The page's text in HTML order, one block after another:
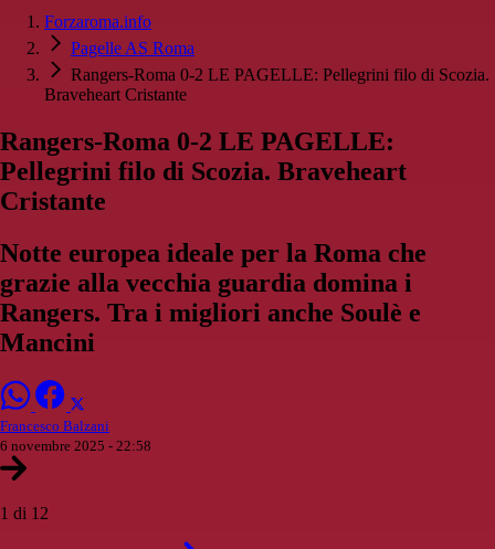
Forzaroma.info
Pagelle AS Roma
Rangers-Roma 0-2 LE PAGELLE: Pellegrini filo di Scozia.
Braveheart Cristante
Rangers-Roma 0-2 LE PAGELLE:
Pellegrini filo di Scozia. Braveheart
Cristante
Notte europea ideale per la Roma che
grazie alla vecchia guardia domina i
Rangers. Tra i migliori anche Soulè e
Mancini
Francesco Balzani
6 novembre 2025 - 22:58
1 di 12